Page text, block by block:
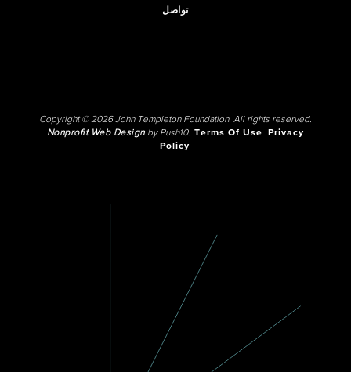
تواصل
Copyright © 2026 John Templeton Foundation. All rights reserved.
Nonprofit Web Designby Push10. Terms Of Use
Privacy
Policy